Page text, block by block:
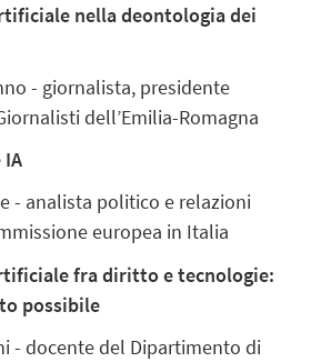
nella deontologia dei
- giornalista, presidente
dell’Emilia-Romagna
- analista politico e relazioni
europea in Italia
fra diritto e tecnologie:
possibile
- docente del Dipartimento di